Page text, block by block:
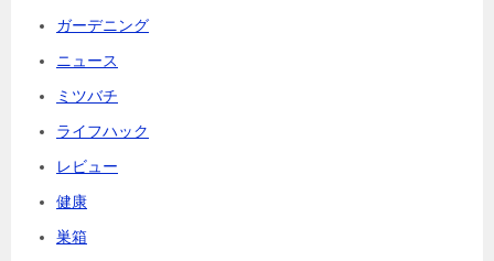
ガーデニング
ニュース
ミツバチ
ライフハック
レビュー
健康
巣箱